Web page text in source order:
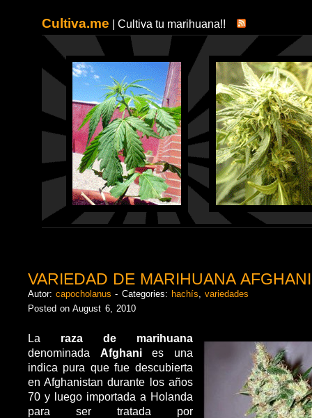
Cultiva.me | Cultiva tu marihuana!!
VARIEDAD DE MARIHUANA AFGHANI
Autor:capocholanus - Categories: hachís ,variedades
Posted on August 6, 2010
La raza de marihuana
denominada Afghanies una
indica pura que fue descubierta
en Afghanistan durante los años
70 y luego importada a Holanda
para ser tratada por